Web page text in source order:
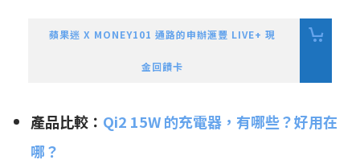
蘋果迷 X MONEY101 通路的申辦滙豐 LIVE+ 現
金回饋卡
產品比較： Qi2 15W 的充電器，有哪些？好用在
哪？